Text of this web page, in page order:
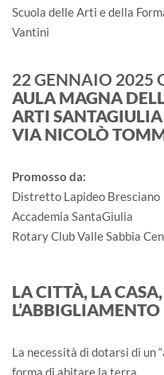
Scuola delle Arti e della
Vantini
22 GENNAIO 2025
AULA MAGNA
ARTI SANTAGIULIA
VIA NICOLÒ
Promosso da:
Distretto Lapideo Bresciano
Accademia SantaGiulia
Rotary Club Valle Sabbia
LA CITTÀ, LA
L’ABBIGLIAMENTO
La necessità di dotarsi di un
forma di abitare la terra.